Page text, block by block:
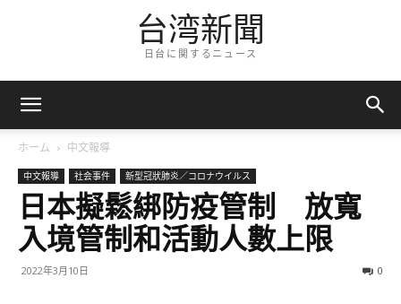
台湾新聞
日台に関するニュース
ホーム 中文報導
中文報導 社会事件 新型冠狀肺炎／コロナウイルス
日本擬鬆綁防疫管制 放寬
入境管制和活動人數上限
2022年3月10日 0